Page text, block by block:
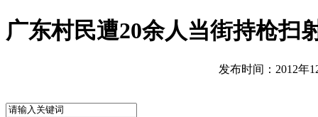
广东村民遭20余人当街持枪扫
发布时间：2012年